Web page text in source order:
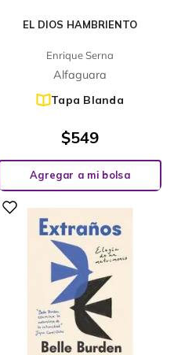
EL DIOS HAMBRIENTO
Enrique Serna
Alfaguara
Tapa Blanda
$549
Agregar a mi bolsa